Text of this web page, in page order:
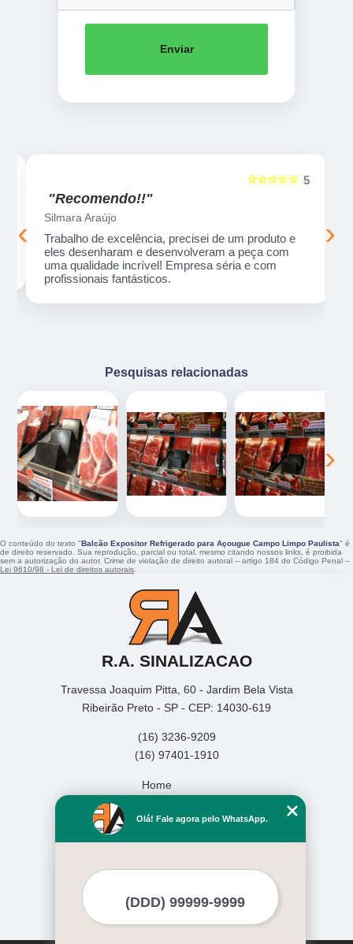
Enviar
5
☆☆☆☆☆
"Recomendo!!"
Silmara Araújo
Trabalho de excelência, precisei de um produto e
eles desenharam e desenvolveram a peça com
uma qualidade incrível! Empresa séria e com
profissionais fantásticos.
‹ ›
Pesquisas relacionadas
‹ ›
O conteúdo do texto "Balcão Expositor Refrigerado para Açougue Campo Limpo Paulista" é
de direito reservado. Sua reprodução, parcial ou total, mesmo citando nossos links, é proibida
sem a autorização do autor. Crime de violação de direito autoral – artigo 184 do Código Penal –
Lei 9610/98 - Lei de direitos autorais.
R.A. SINALIZACAO
Travessa Joaquim Pitta, 60 - Jardim Bela Vista
Ribeirão Preto - SP - CEP: 14030-619
(16) 3236-9209
(16) 97401-1910
Home
Missão
Olá! Fale agora pelo WhatsApp.